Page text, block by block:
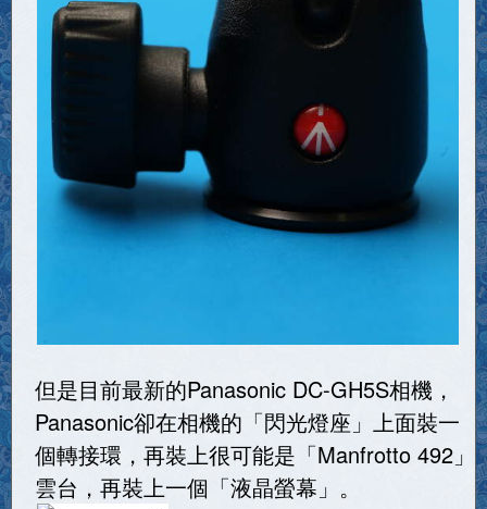
但是目前最新的Panasonic DC-GH5S相機，
Panasonic卻在相機的「閃光燈座」上面裝一
個轉接環，再裝上很可能是「Manfrotto 492」
雲台，再裝上一個「液晶螢幕」。